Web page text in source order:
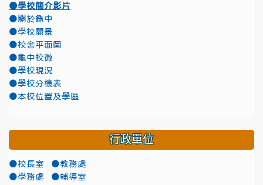
●學校簡介影片
●關於龜中
●學校願景
●校舍平面圖
●龜中校徽
●學校現況
●學校分機表
●本校位置及學區
行政單位
●校長室
●教務處
●學務處
●輔導室